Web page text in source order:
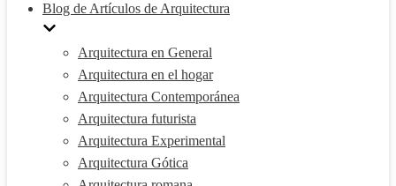
Blog de Artículos de Arquitectura
Arquitectura en General
Arquitectura en el hogar
Arquitectura Contemporánea
Arquitectura futurista
Arquitectura Experimental
Arquitectura Gótica